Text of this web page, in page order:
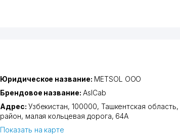
Юридическое название: METSOL ООО
Брендовое название: AslCab
Адрес: Узбекистан, 100000, Ташкентская область,
район, малая кольцевая дорога, 64А
Показать на карте